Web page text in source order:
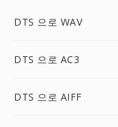
DTS 으로 WAV
DTS 으로 AC3
DTS 으로 AIFF